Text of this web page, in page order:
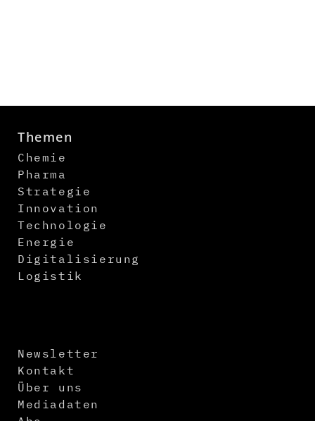
Themen
Chemie
Pharma
Strategie
Innovation
Technologie
Energie
Digitalisierung
Logistik
Newsletter
Kontakt
Über uns
Mediadaten